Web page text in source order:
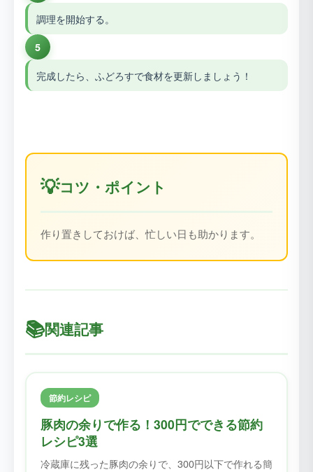
調理を開始する。
5
完成したら、ふどろすで食材を更新しましょう！
💡コツ・ポイント
作り置きしておけば、忙しい日も助かります。
📚関連記事
節約レシピ
豚肉の余りで作る！300円でできる節約
レシピ3選
冷蔵庫に残った豚肉の余りで、300円以下で作れる簡